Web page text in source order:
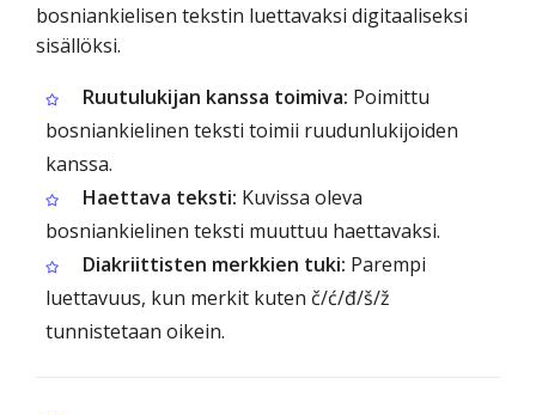
bosniankielisen tekstin luettavaksi digitaaliseksi
sisällöksi.
Ruutulukijan kanssa toimiva: Poimittu
bosniankielinen teksti toimii ruudunlukijoiden
kanssa.
Haettava teksti: Kuvissa oleva
bosniankielinen teksti muuttuu haettavaksi.
Diakriittisten merkkien tuki: Parempi
luettavuus, kun merkit kuten č/ć/đ/š/ž
tunnistetaan oikein.